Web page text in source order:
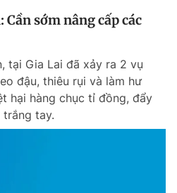
Liên hệ quảng cáo
thoại
sớm nâng cấp các
tại Gia Lai đã xảy ra 2 vụ
đậu, thiêu rụi và làm hư
hại hàng chục tỉ đồng, đẩy
trắng tay.